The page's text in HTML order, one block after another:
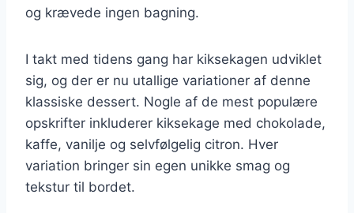
og krævede ingen bagning.
I takt med tidens gang har kiksekagen udviklet
sig, og der er nu utallige variationer af denne
klassiske dessert. Nogle af de mest populære
opskrifter inkluderer kiksekage med chokolade,
kaffe, vanilje og selvfølgelig citron. Hver
variation bringer sin egen unikke smag og
tekstur til bordet.